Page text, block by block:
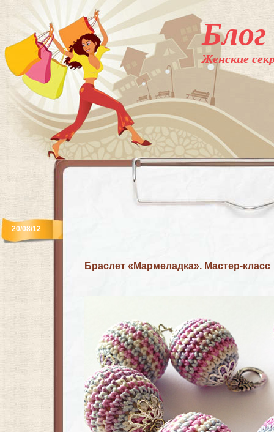
Женские
Браслет «Мармеладка». Мастер-класс
20/08/12